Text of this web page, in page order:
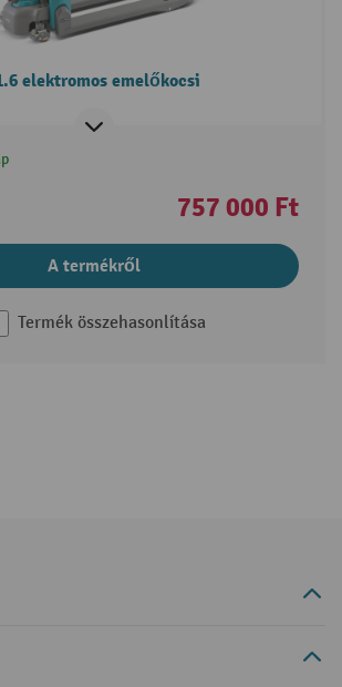
elektromos emelőkocsi
757 000 Ft
A termékről
Termék összehasonlítása